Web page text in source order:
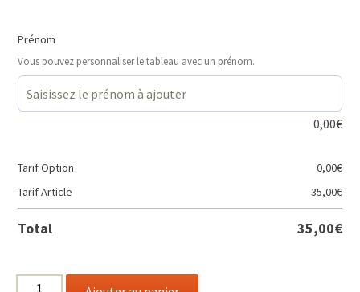
Prénom
Vous pouvez personnaliser le tableau avec un prénom.
0,00€
Tarif Option 0,00€
Tarif Article
35,00€
Total 35,00€
quantité